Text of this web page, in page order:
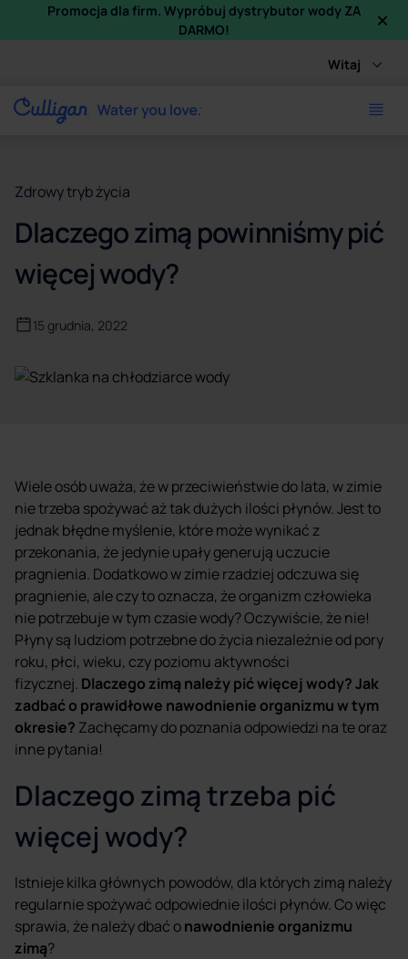
Promocja dla firm. Wypróbuj dystrybutor wody ZA
DARMO!
×
Witaj
Zdrowy tryb życia
Dlaczego zimą powinniśmy pić
więcej wody?
15 grudnia, 2022
Wiele osób uważa, że w przeciwieństwie do lata, w zimie
nie trzeba spożywać aż tak dużych ilości płynów. Jest to
jednak błędne myślenie, które może wynikać z
przekonania, że jedynie upały generują uczucie
pragnienia. Dodatkowo w zimie rzadziej odczuwa się
pragnienie, ale czy to oznacza, że organizm człowieka
nie potrzebuje w tym czasie wody? Oczywiście, że nie!
Płyny są ludziom potrzebne do życia niezależnie od pory
roku, płci, wieku, czy poziomu aktywności
fizycznej. Dlaczego zimą należy pić więcej wody? Jak
zadbać o prawidłowe nawodnienie organizmu w tym
okresie? Zachęcamy do poznania odpowiedzi na te oraz
inne pytania!
Dlaczego zimą trzeba pić
więcej wody?
Istnieje kilka głównych powodów, dla których zimą należy
regularnie spożywać odpowiednie ilości płynów. Co więc
sprawia, że należy dbać onawodnienie organizmu
zimą?